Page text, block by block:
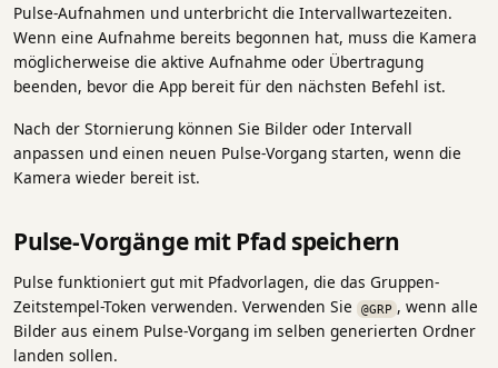
Pulse-Aufnahmen und unterbricht die Intervallwartezeiten.
Wenn eine Aufnahme bereits begonnen hat, muss die Kamera
möglicherweise die aktive Aufnahme oder Übertragung
beenden, bevor die App bereit für den nächsten Befehl ist.
Nach der Stornierung können Sie Bilder oder Intervall
anpassen und einen neuen Pulse-Vorgang starten, wenn die
Kamera wieder bereit ist.
Pulse-Vorgänge mit Pfad speichern
Pulse funktioniert gut mit Pfadvorlagen, die das Gruppen-
Zeitstempel-Token verwenden. Verwenden Sie
@GRP , wenn alle
Bilder aus einem Pulse-Vorgang im selben generierten Ordner
landen sollen.